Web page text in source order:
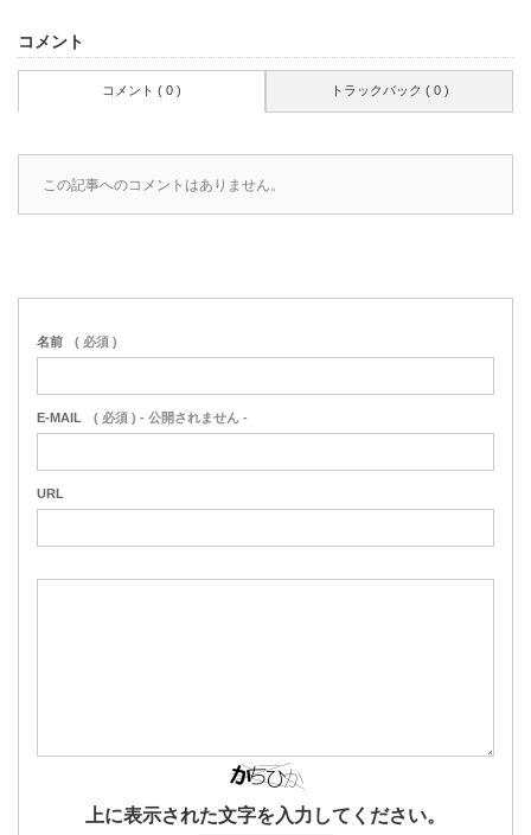
コメント
コメント ( 0 ) トラックバック ( 0 )
この記事へのコメントはありません。
名前 ( 必須 )
E-MAIL ( 必須 ) - 公開されません -
URL
上に表示された文字を入力してください。